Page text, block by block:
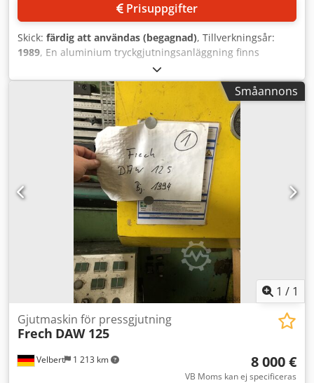
Prisuppgifter
Skick: färdig att användas (begagnad), Tillverkningsår:
1989, En aluminium tryckgjutningsanläggning finns
tillgänglig. Låskraft: 2200 kN, öppningskraft: 71 kN, max.
öppningsväg: 430 mm, formstängning: dubbelknäled,
tryckkammare: kallkammare, läge: horisontellt.
Fyllkolvsdiameter min./max.: 40 mm/70 mm,
tryckkammarens fyllningsvolym min./max.: 293 cm³/898
cm³, gjuttryck: 1990 bar, sprängyta min./max.: 110 cm²/338
cm², kapacitet: 780 cykler/h. Fästplattans dimensioner X/Y:
755 mm/755 mm, pelaravstånd: 500 mm/500 mm,
formhöjd min./max.: 250 mm/600 mm, minsta
formdimensioner X/Y: 296 mm/296 mm. Inklusive
degelugn, utblåsningsanordning, doserautomat och 4 st
elskåp. Dokumentation finns. Djdpfx Aajucfwpeneck
Småannons
1 / 1
Velbert 1 213 km
Gjutmaskin för pressgjutning
Frech DAW 125
8 000 €
VB Moms kan ej specificeras